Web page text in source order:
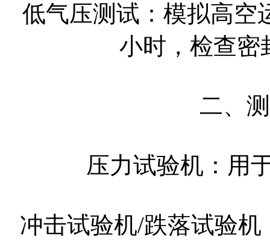
低气压测试：模拟高空
小时，检查密
二、
压力试验机：用
冲击试验机/跌落试验